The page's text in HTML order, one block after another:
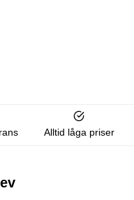
Alltid låga priser